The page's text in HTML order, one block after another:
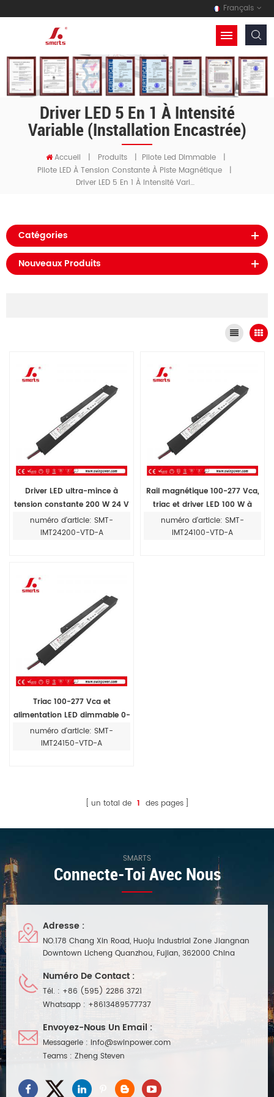
Français
Driver LED 5 En 1 À Intensité
Variable (installation Encastrée)
Accueil | Produits | Pilote Led Dimmable
|
Pilote LED À Tension Constante À Piste Magnétique
|
Driver LED 5 En 1 À Intensité Variable (installation Encastrée)
Catégories
Nouveaux Produits
Driver LED ultra-mince à
tension constante 200 W 24 V
TRIAC et dimmable 0-10 V
pour intérieur
numéro d'article: SMT-
IMT24200-VTD-A
Rail magnétique 100-277 Vca,
triac et driver LED 100 W à
intensité variable 0-10 V pour
éclairage LED
numéro d'article: SMT-
IMT24100-VTD-A
Triac 100-277 Vca et
alimentation LED dimmable 0-
10 V 12 V/24 V 150 W Convient
pour une installation sur rail
numéro d'article: SMT-
IMT24150-VTD-A
un total de 1 des pages
SMARTS
Connecte-Toi Avec Nous
Adresse :
NO.178 Chang Xin Road, Huoju Industrial Zone Jiangnan
Downtown Licheng Quanzhou, Fujian, 362000 China
Numéro De Contact :
Tél. : +86 (595) 2286 3721
Whatsapp : +8613489577737
Envoyez-Nous Un Email :
Messagerie : info@swinpower.com
Teams : Zheng Steven